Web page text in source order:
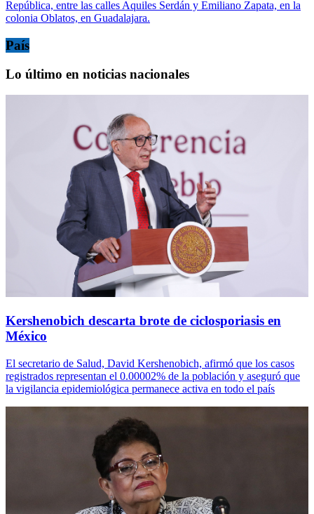
República, entre las calles Aquiles Serdán y Emiliano Zapata, en la
colonia Oblatos, en Guadalajara.
País
Lo último en noticias nacionales
Kershenobich descarta brote de ciclosporiasis en
México
El secretario de Salud, David Kershenobich, afirmó que los casos
registrados representan el 0.00002% de la población y aseguró que
la vigilancia epidemiológica permanece activa en todo el país